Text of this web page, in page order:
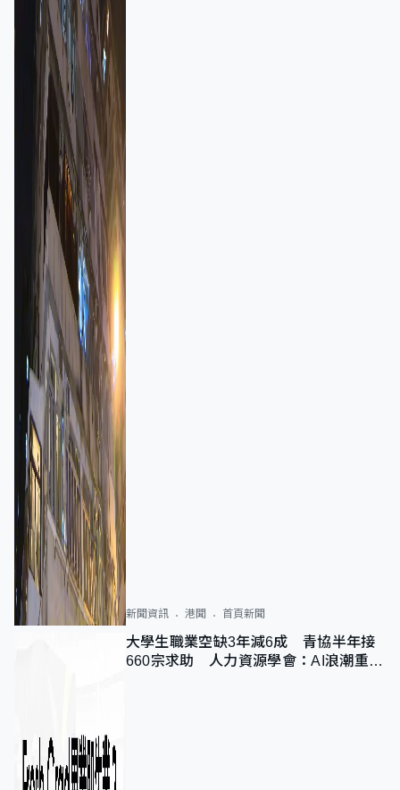
新聞資訊 港聞 首頁新聞
大學生職業空缺3年減6成 青協半年接
660宗求助 人力資源學會：AI浪潮重整